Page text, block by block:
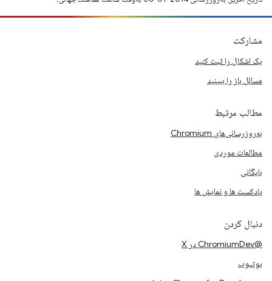
مشارکت
یک اشکال را ثبت کنید
مسائل باز را ببینید
مطالب مرتبط
به‌روزرسانی‌های Chromium
مطالعات موردی
بایگانی
پادکست ها و نمایش ها
دنبال کردن
@ChromiumDev در X
یوتیوب